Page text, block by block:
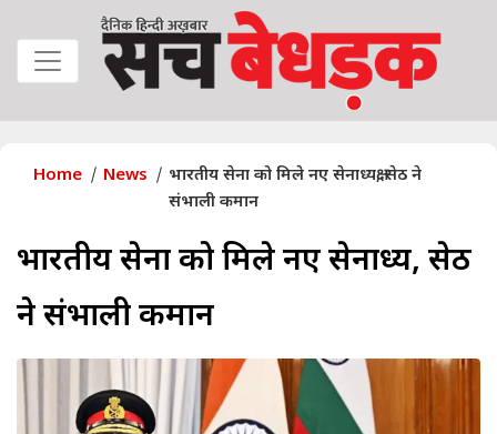
Home News
भारतीय सेना को मिले नए सेनाध्यक्ष, सेठ ने
संभाली कमान
भारतीय सेना को मिले नए सेनाध्यक्ष, सेठ
ने संभाली कमान